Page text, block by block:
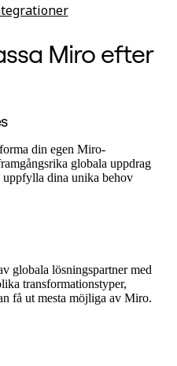
Miro efter
din egen Miro-
globala uppdrag
dina unika behov
globala lösningspartner med
transformationstyper,
få ut mesta möjliga av Miro.